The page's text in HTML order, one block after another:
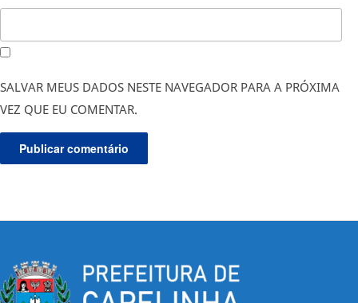
SALVAR MEUS DADOS NESTE NAVEGADOR PARA A PRÓXIMA
VEZ QUE EU COMENTAR.